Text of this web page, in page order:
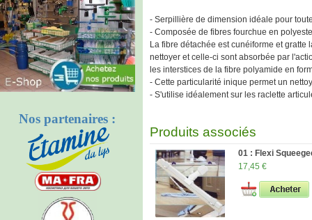
Nos partenaires :
- Serpillière de dimension idéale pour
- Composée de fibres fourchue en
La fibre détachée est cunéiforme et gratte
nettoyer et celle-ci sont absorbée par
les interstices de la fibre polyamide en
- Cette particularité inique permet un
- S'utilise idéalement sur les raclette
Produits associés
01 : Flexi
17,45 €